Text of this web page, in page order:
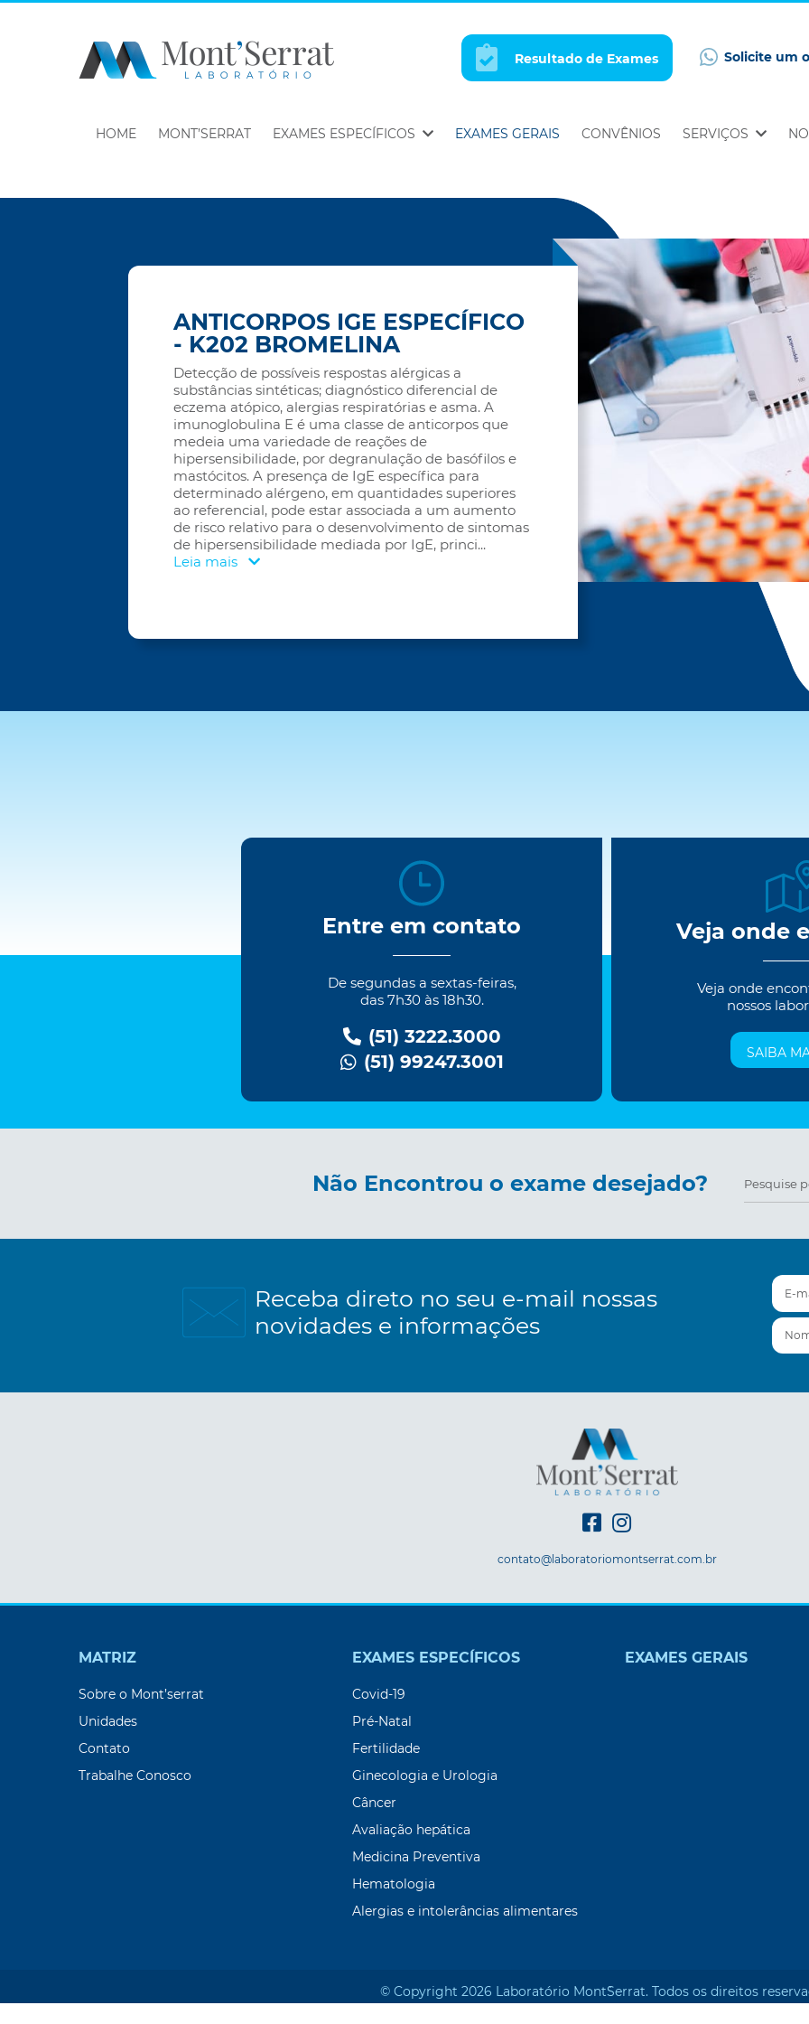
Resultado de Exames Solicite um
HOME MONT’SERRAT EXAMES ESPECÍFICOS EXAMES GERAIS CONVÊNIOS SERVIÇOS
ANTICORPOS IGE ESPECÍFICO
- K202 BROMELINA
Detecção de possíveis respostas alérgicas a
substâncias sintéticas; diagnóstico diferencial de
eczema atópico, alergias respiratórias e asma. A
imunoglobulina E é uma classe de anticorpos que
medeia uma variedade de reações de
hipersensibilidade, por degranulação de basófilos e
mastócitos. A presença de IgE específica para
determinado alérgeno, em quantidades superiores
ao referencial, pode estar associada a um aumento
de risco relativo para o desenvolvimento de sintomas
de hipersensibilidade mediada por IgE, princi...
Leia mais
Entre em contato
De segundas a sextas-feiras,
das 7h30 às 18h30.
(51) 3222.3000
(51) 99247.3001
Veja onde
Veja onde
nossos
SAIBA
Não Encontrou o exame desejado?
Receba direto no seu e-mail nossas
novidades e informações
E-mail
Nome
contato@laboratoriomontserrat.com.br
MATRIZ
Sobre o Mont’serrat
Unidades
Contato
Trabalhe Conosco
EXAMES ESPECÍFICOS
Covid-19
Pré-Natal
Fertilidade
Ginecologia e Urologia
Câncer
Avaliação hepática
Medicina Preventiva
Hematologia
Alergias e intolerâncias alimentares
EXAMES GERAIS
© Copyright 2026 Laboratório Mont`Serrat. Todos os direitos